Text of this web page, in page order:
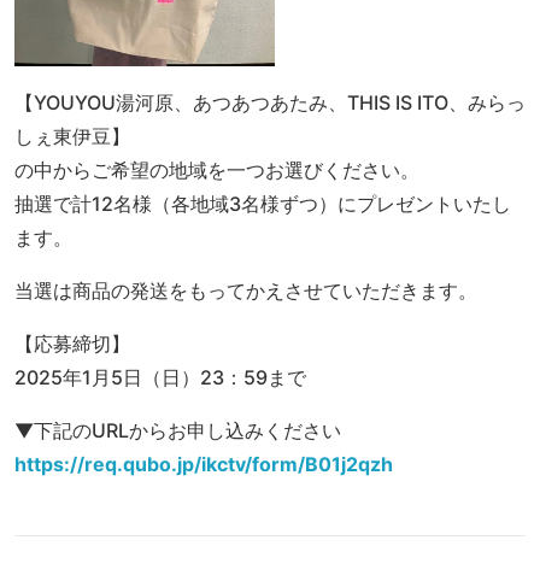
【YOUYOU湯河原、あつあつあたみ、THIS IS ITO、みらっ
しぇ東伊豆】
の中からご希望の地域を一つお選びください。
抽選で計12名様（各地域3名様ずつ）にプレゼントいたし
ます。
当選は商品の発送をもってかえさせていただきます。
【応募締切】
2025年1月5日（日）23：59まで
▼下記のURLからお申し込みください
https://req.qubo.jp/ikctv/form/B01j2qzh